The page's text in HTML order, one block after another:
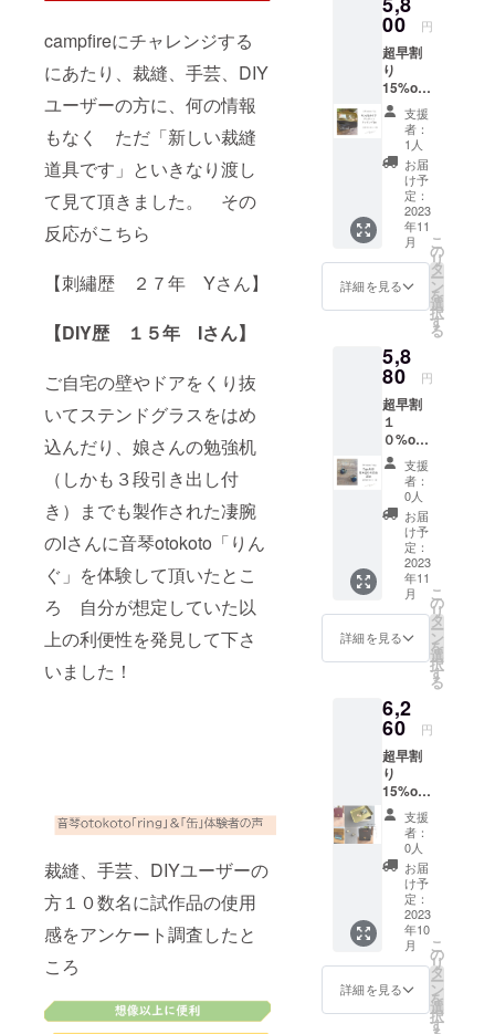
campfireにチャレンジする
にあたり、裁縫、手芸、DIY
ユーザーの方に、何の情報
もなく ただ「新しい裁縫
道具です」といきなり渡し
て見て頂きました。 その
反応がこちら
【刺繡歴 ２７年 Yさん】
【DIY歴 １５年 Iさん】
ご自宅の壁やドアをくり抜
いてステンドグラスをはめ
込んだり、娘さんの勉強机
（しかも３段引き出し付
き）までも製作された凄腕
のIさんに音琴otokoto「りん
ぐ」を体験して頂いたとこ
ろ 自分が想定していた以
上の利便性を発見して下さ
いました！
裁縫、手芸、DIYユーザーの
方１０数名に試作品の使用
感をアンケート調査したと
ころ
めご了
承くだ
さい。
お届け
しま
す。 缶
サイ
ズ
H50㎜
×W132
㎜×D92
㎜
ラッピ
ング
バッ
グ
H155㎜
×W155
×D100
㎜
カード
H70㎜
×W102
㎜ ※リ
ング
ケース
は付き
ません
※ラッピ
ング
バッグ
のカ
ラーは
指定出
来ませ
めご了
承くだ
になり
ます。
※定形外
郵便で
お届け
します※
リング
ケース
は付き
ませ
ん。
」×２
（AとB
どちら
でも
OK！）
通常価
格6752
円（税
込送料
込）
→5790
円（税
込送料
込） 缶
サイ
ズ
㎜ ピン
クッ
ション
は指輪
と同柄
になり
ます。
※定形外
郵便で
お届け
します※
リング
ケース
は付き
ません
00 円
超早割
り
15%off
ピン
クッ
ション
付・フ
リーの
お針子
ケース×
１ 音
otokoto
「ring
」２個
組 （A
とBどち
らでも
OK！）
プレゼ
ント
ラッピ
ング
セット
付
通常価
格6752
円（税
込送料
込）
→5800
円（税
込送料
込） ピ
と同柄
になり
ます。
※定形外
郵便で
お届け
しま
す。 缶
サイ
ズ
H50㎜
×W132
㎜×D92
㎜
ラッピ
ング
バッ
支援
者：
1人
お届
け予
定：
2023
年11
月
詳細を見る
こ
の
リ
タ
ー
ン
を
選
択
す
る
5,8
80 円
超早割
１
０%off!
限定
数な
し！ 音
琴
otokoto
「ring
」リン
グ ×２
リング
ケース×
２*
6500円
（税込
込）
→5880
円（税
込送料
込）の
特別価
格 定形
外郵便
でお届
けしま
す。 ※
リング
のカ
ラーと
飾り用
の「待
ち針１
支援
者：
0人
お届
け予
定：
2023
年11
月
詳細を見る
こ
の
リ
タ
ー
ン
を
選
択
す
る
6,2
60 円
超早割
り
15%off
リバ
ティプ
リント
シリー
クッ
ション
付・フ
リーの
お針子
ケース×
１ 音
琴
支援
者：
0人
お届
け予
定：
2023
年10
月
詳細を見る
こ
の
リ
タ
ー
ン
を
選
択
す